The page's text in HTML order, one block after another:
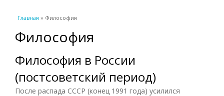
Вы здесь
Главная » Философия
Философия
Философия в России
(постсоветский период)
После распада СССР (конец 1991 года) усилился